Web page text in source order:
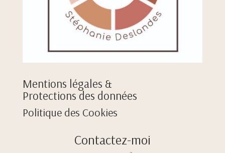
Mentions légales &
Protections des données
Politique des Cookies
Contactez-moi